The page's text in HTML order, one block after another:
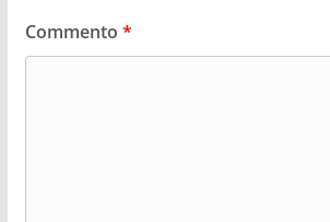
Commento *